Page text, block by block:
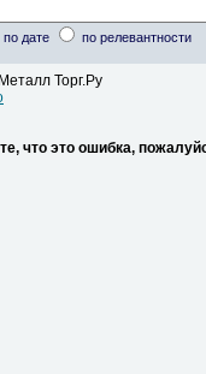
по дате по релевантности
Торг.Ру
что это ошибка,